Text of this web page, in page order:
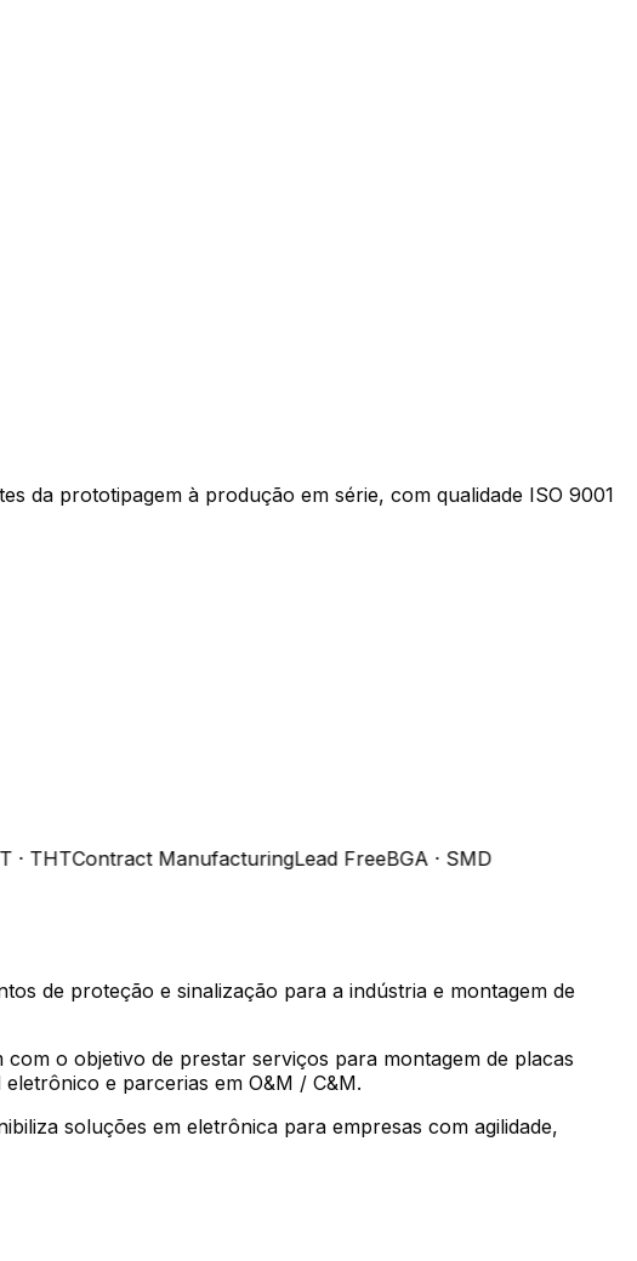
da prototipagem à produção em série, com qualidade ISO 9001
THTContract ManufacturingLead FreeBGA · SMD
de proteção e sinalização para a indústria e montagem de
com o objetivo de prestar serviços para montagem de placas
e parcerias em O&M / C&M.
soluções em eletrônica para empresas com agilidade,